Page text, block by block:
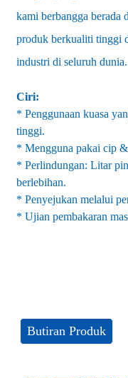
kami berbangga berada
produk berkualiti tinggi
industri di seluruh dunia.
Ciri:
* Penggunaan kuasa
tinggi.
* Mengguna pakai cip
* Perlindungan: Litar
berlebihan.
* Penyejukan melalui
* Ujian pembakaran
Butiran Produk